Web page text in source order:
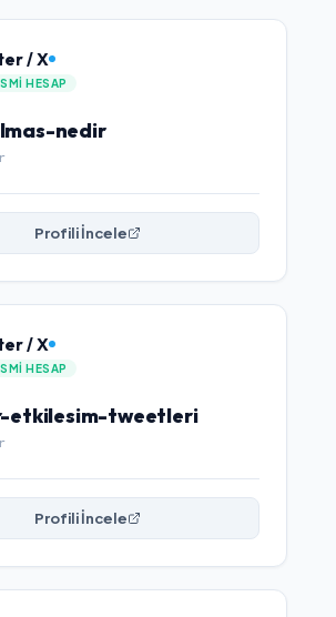
/ X
HESAP
nedir
Profili İncele
/ X
HESAP
etkilesim-tweetleri
Profili İncele